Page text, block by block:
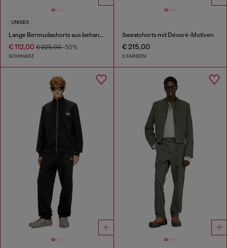
UNISEX
Lange Bermudashorts aus behandeltem Baumwoll-Hanf-Denim
€ 112,00 € 225,00-50%
SCHWARZ
Sweatshorts mit Dévoré-Motiven
€ 215,00
2 FARBEN